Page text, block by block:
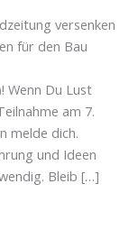
versenken
für den Bau
Wenn Du Lust
am 7.
melde dich.
und Ideen
Bleib […]